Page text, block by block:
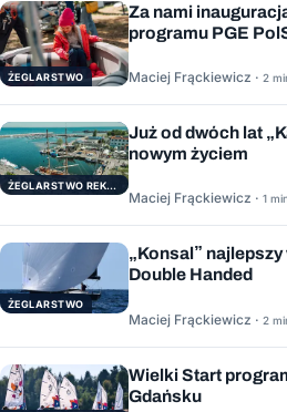
ŻEGLARSTWO
Za nami
programu PGE
Maciej Frąckiewicz · 2
ŻEGLARSTWO REKERACYJNE
Już od dwóch lat
nowym życiem
Maciej Frąckiewicz · 1
ŻEGLARSTWO
„Konsal”
Double Handed
Maciej Frąckiewicz · 2
Wielki Start
Gdańsku